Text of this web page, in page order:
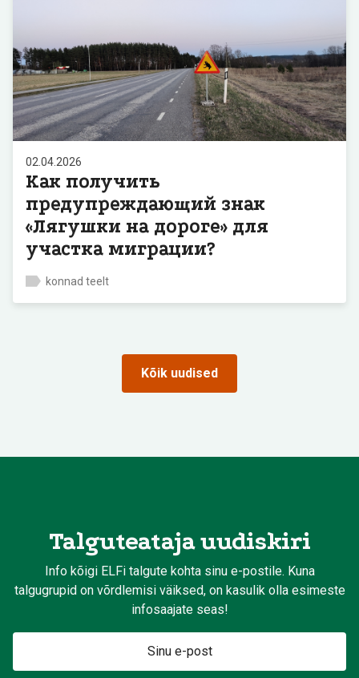
02.04.2026
Как получить
предупреждающий знак
«Лягушки на дороге» для
участка миграции?
konnad teelt
Kõik uudised
Talguteataja uudiskiri
Info kõigi ELFi talgute kohta sinu e-postile. Kuna
talgugrupid on võrdlemisi väiksed, on kasulik olla esimeste
infosaajate seas!